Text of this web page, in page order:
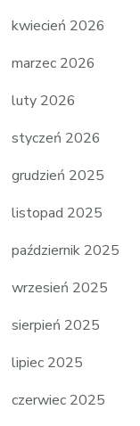
kwiecień 2026
marzec 2026
luty 2026
styczeń 2026
grudzień 2025
listopad 2025
październik 2025
wrzesień 2025
sierpień 2025
lipiec 2025
czerwiec 2025